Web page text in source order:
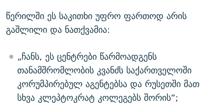
წერილში ეს საკითხი უფრო ფართოდ არის
გაშლილი და ნათქვამია:
„ჩანს, ეს ცენტრები წარმოადგენს
თანამშრომლობის კვანძს საქართველოში
კორუმპირებულ აგენტებსა და რუსეთში მათ
სხვა კლეპტოკრატ კოლეგებს შორის“;